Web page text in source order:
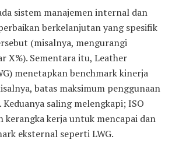
sistem manajemen internal dan
berkelanjutan yang spesifik
(misalnya, mengurangi
X%). Sementara itu, Leather
menetapkan benchmark kinerja
batas maksimum penggunaan
Keduanya saling melengkapi; ISO
kerangka kerja untuk mencapai dan
eksternal seperti LWG.